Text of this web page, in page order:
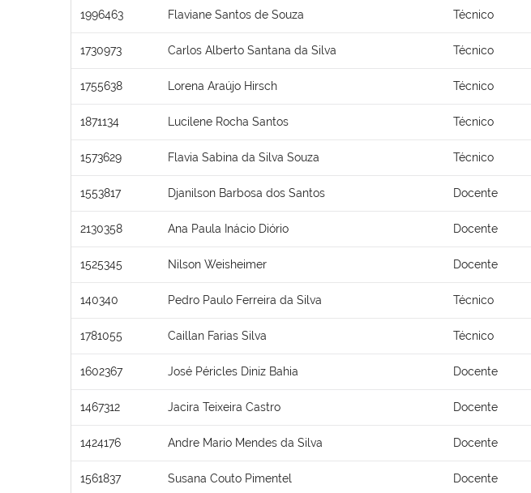
1996463 Flaviane Santos de Souza Técnico
1730973 Carlos Alberto Santana da Silva Técnico
1755638 Lorena Araújo Hirsch Técnico
1871134 Lucilene Rocha Santos Técnico
1573629 Flavia Sabina da Silva Souza Técnico
1553817 Djanilson Barbosa dos Santos Docente
2130358 Ana Paula Inácio Diório Docente
1525345 Nilson Weisheimer Docente
140340 Pedro Paulo Ferreira da Silva Técnico
1781055 Caillan Farias Silva Técnico
1602367 José Péricles Diniz Bahia Docente
1467312 Jacira Teixeira Castro Docente
1424176 Andre Mario Mendes da Silva Docente
1561837 Susana Couto Pimentel Docente